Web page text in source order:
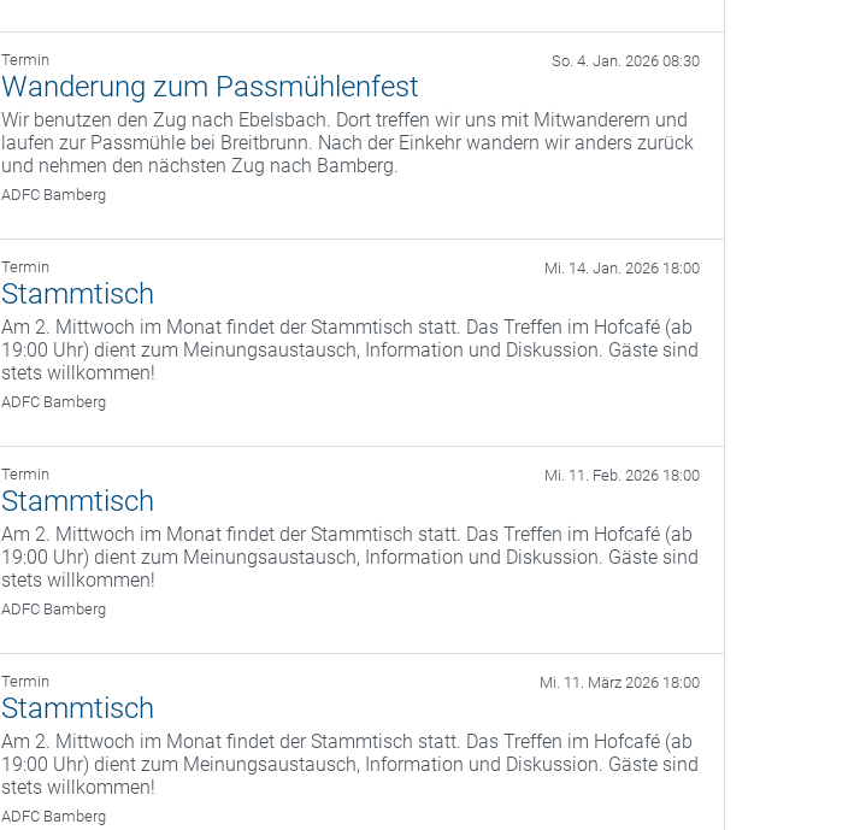
Termin So. 4. Jan. 2026 08:30
Wanderung zum Passmühlenfest
Wir benutzen den Zug nach Ebelsbach. Dort treffen wir uns mit Mitwanderern und
laufen zur Passmühle bei Breitbrunn. Nach der Einkehr wandern wir anders zurück
und nehmen den nächsten Zug nach Bamberg.
ADFC Bamberg
Termin Mi. 14. Jan. 2026 18:00
Stammtisch
Am 2. Mittwoch im Monat findet der Stammtisch statt. Das Treffen im Hofcafé (ab
19:00 Uhr) dient zum Meinungsaustausch, Information und Diskussion. Gäste sind
stets willkommen!
ADFC Bamberg
Termin Mi. 11. Feb. 2026 18:00
Stammtisch
Am 2. Mittwoch im Monat findet der Stammtisch statt. Das Treffen im Hofcafé (ab
19:00 Uhr) dient zum Meinungsaustausch, Information und Diskussion. Gäste sind
stets willkommen!
ADFC Bamberg
Termin Mi. 11. März 2026 18:00
Stammtisch
Am 2. Mittwoch im Monat findet der Stammtisch statt. Das Treffen im Hofcafé (ab
19:00 Uhr) dient zum Meinungsaustausch, Information und Diskussion. Gäste sind
stets willkommen!
ADFC Bamberg